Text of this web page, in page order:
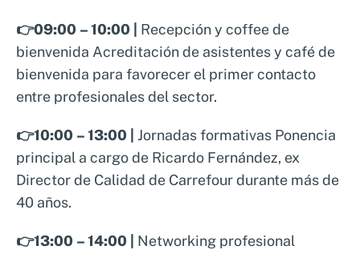
👉09:00 – 10:00 |
Recepción y coffee de
bienvenida Acreditación de asistentes y café de
bienvenida para favorecer el primer contacto
entre profesionales del sector.
👉10:00 – 13:00 |
Jornadas formativas Ponencia
principal a cargo de Ricardo Fernández, ex
Director de Calidad de Carrefour durante más de
40 años.
👉13:00 – 14:00 |
Networking profesional